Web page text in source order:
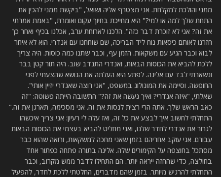
ממני והולכת למקלחת. אני מצטרף אליה ושואל, "ביקשת ממני להכין את
התחת שלך למה או למי?" היא מחייכת בחיוך עקום ואומרת, "באמת אמרתי
את זה? אני לא זוכרת דבר כזה". הלכנו לארוחת ערב, אכלנו בכיף ואחר כך
חזרנו לאותם כיסאות נוח ליד הבריכה, שם שוחחנו עם אנדרי. הוא לא איחר
לבוא וכבר הגיע עם משקאות. הזמן עף, וכבר שתנו כמה כוסות. היה צריך
ללכת להביא את הכוסות הבאות, ואנדרי התנדב שוב. היה תור קטן בבר
ונשארתי לבד עם אלינה. לפתע היא העלתה את הנושא שהצעתי לפני
החופשה. וסיימה את המונולוג במשפט, "אני רוצה שאנדרי יזיין אותי".
שאלתי, "איזה אנדרי? ואיך נעשה את זה?" התשובה הייתה פשוטה: "זה
כאב הראש שלך. אתה הרי רצית לנסות את זה. אני מסכימה, תארגן את זה."
התחלתי לחשוב איך לבצע את כל זה, ואז עלה לי רעיון: אני צריך איכשהו
לגרור את אנדרי לחדר שלנו, ואני מחליט להביא בעצמי את הכוסות הבאות
עבורם. אני עוקב אחריהם בזמן שאני מחכה למשקאות, ורואה שהוא כבר
מסתכל בחוצפה על הקימורים שלה. אלינה בתורה פתחה כפתור אחד
בחולצה, כדי שהחזה ייראה יותר. הם התחילו לדבר ממש מקרוב, וכבר
התחלתי להרגיש מיותר. בזמן שהם מדברים, החלטתי ללכת לחדר, להפעיל